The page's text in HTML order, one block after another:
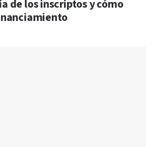
de los inscriptos y cómo